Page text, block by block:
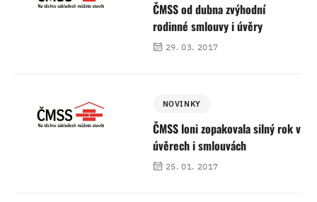
ČMSS od dubna zvýhodní
rodinné smlouvy i úvěry
29. 03. 2017
NOVINKY
ČMSS loni zopakovala silný rok v
úvěrech i smlouvách
25. 01. 2017